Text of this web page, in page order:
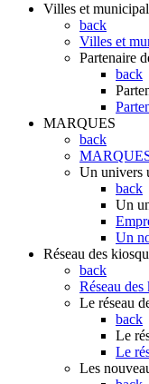
Villes et
back
Villes et
Partenaire
back
MARQUES
back
Un univers
back
Un
Un
Réseau des
back
Réseau des
Le réseau
back
Le
Le
Les